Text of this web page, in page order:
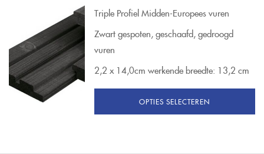
Triple Profiel Midden-Europees vuren
Zwart gespoten, geschaafd, gedroogd
vuren
2,2 x 14,0cm werkende breedte: 13,2 cm
OPTIES SELECTEREN